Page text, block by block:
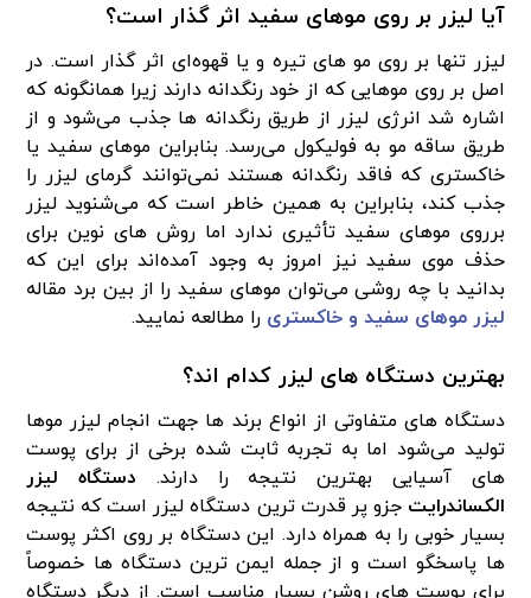
آیا لیزر بر روی موهای سفید اثر گذار است؟
لیزر تنها بر روی مو های تیره و یا قهوه‌ای اثر گذار است. در
اصل بر روی موهایی که از خود رنگدانه دارند زیرا همانگونه که
اشاره شد انرژی لیزر از طریق رنگدانه ‌ها جذب می‌شود و از
طریق ساقه مو به فولیکول می‌رسد. بنابراین موهای سفید یا
خاکستری که فاقد رنگدانه هستند نمی‌توانند گرمای لیزر را
جذب کند، بنابراین به ‌همین خاطر است که می‌شنوید لیزر
برروی موهای سفید تأثیری ندارد اما روش‌ های نوین برای
حذف موی سفید نیز امروز به وجود آمده‌اند برای این‌ که
بدانید با چه روشی می‌توان موهای سفید را از بین برد مقاله
لیزر موهای سفید و خاکستری را مطالعه نمایید.
بهترین دستگاه ‌های لیزر کدام ‌اند؟
دستگاه ‌های متفاوتی از انواع برند ها جهت انجام لیزر موها
تولید می‌شود اما به تجربه ثابت شده برخی از برای پوست
‌های آسیایی بهترین نتیجه را دارند. دستگاه لیزر
الکساندرایت جزو پر قدرت ‌ترین دستگاه لیزر است که نتیجه
بسیار خوبی را به ‌همراه دارد. این دستگاه بر روی اکثر پوست
ها پاسخگو است و از جمله ایمن ‌ترین دستگاه‌ ها خصوصاً
برای پوست‌ های روشن بسیار مناسب است. از دیگر دستگاه